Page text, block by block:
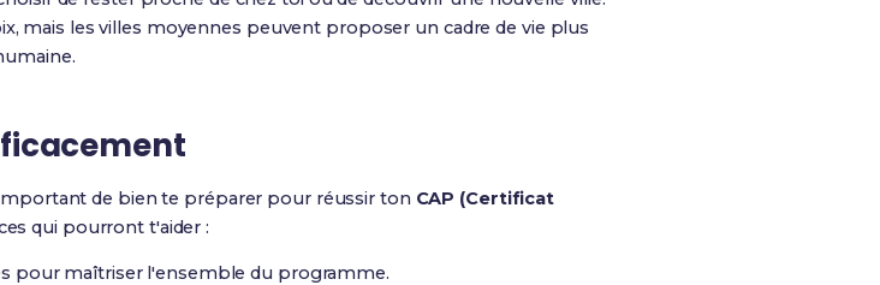
mais les villes moyennes peuvent proposer un cadre de vie plus
de bien te préparer pour réussir ton CAP (Certificat
qui pourront t'aider :
pour maîtriser l'ensemble du programme.